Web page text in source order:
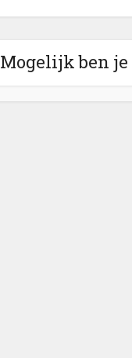
Mogelijk ben